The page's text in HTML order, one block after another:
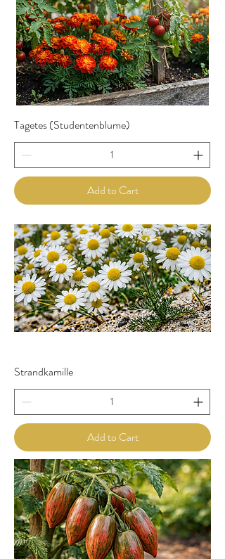
Tagetes (Studentenblume)
Add to Cart
Strandkamille
Add to Cart